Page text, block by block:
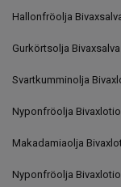
Hallonfröolja
Gurkörtsolja Bivaxsalva
Svartkumminolja
Nyponfröolja
Makadamiaolja
Nyponfröolja